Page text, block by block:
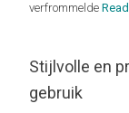
verfrommelde
Stijlvolle en
gebruik